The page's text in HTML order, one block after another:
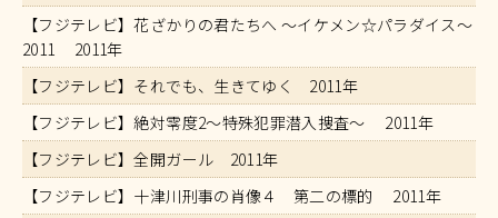
【フジテレビ】花ざかりの君たちへ ～イケメン☆パラダイス～
2011 2011年
【フジテレビ】それでも、生きてゆく 2011年
【フジテレビ】絶対零度2～特殊犯罪潜入捜査～ 2011年
【フジテレビ】全開ガール 2011年
【フジテレビ】十津川刑事の肖像４ 第二の標的 2011年